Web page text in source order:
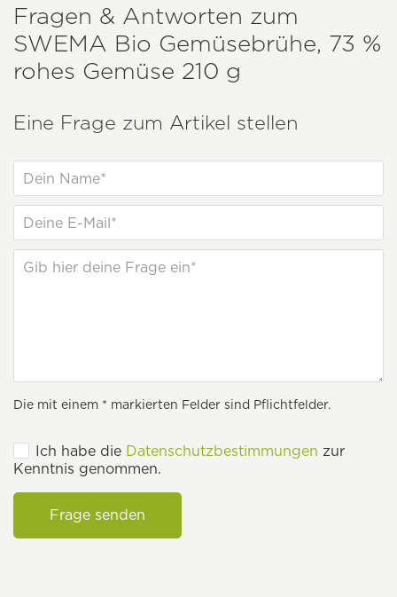
Fragen & Antworten zum
SWEMA Bio Gemüsebrühe, 73 %
rohes Gemüse 210 g
Eine Frage zum Artikel stellen
Die mit einem * markierten Felder sind Pflichtfelder.
Ich habe die Datenschutzbestimmungen zur
Kenntnis genommen.
Frage senden